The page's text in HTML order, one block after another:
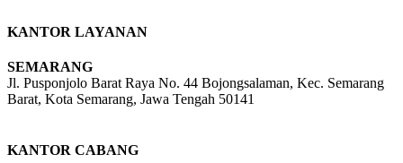
KANTOR LAYANAN
SEMARANG
Jl. Pusponjolo Barat Raya No. 44 Bojongsalaman, Kec. Semarang
Barat, Kota Semarang, Jawa Tengah 50141
KANTOR CABANG